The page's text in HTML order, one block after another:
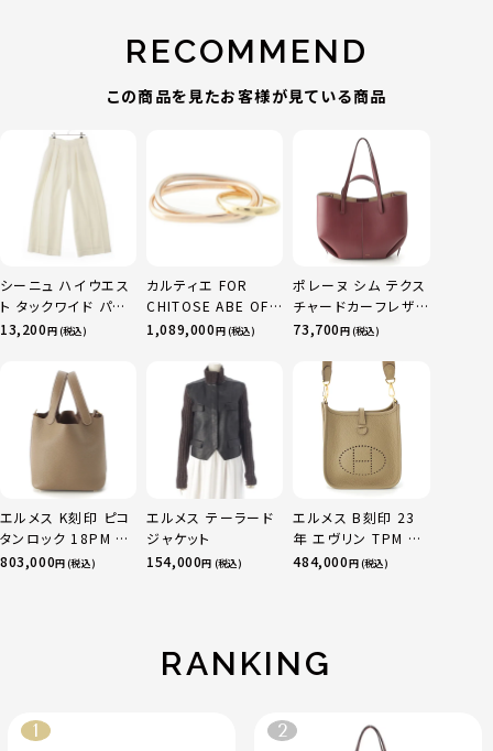
RECOMMEND
この商品を見たお客様が見ている商品
シーニュ ハイウエス
ト タックワイド パン
ツ ボトムス オフホワ
13,200円 (税込)
カルティエ FOR
CHITOSE ABE OF
sacai サカイ 750
ニティ リング 指輪 マ
ルチカラー 50 51
52 24.9g
1,089,000円 (税込)
ポレーヌ シム テクス
チャードカーフレザ
ー トートバッグ ダー
73,700円 (税込)
エルメス K刻印 ピコ
タンロック 18PM ト
リヨン ハンドバッグ
803,000円 (税込)
エルメス テーラード
ジャケット
154,000円 (税込)
エルメス B刻印 23
年 エヴリン TPM 16
アマゾン トリヨンク
484,000円 (税込)
RANKING